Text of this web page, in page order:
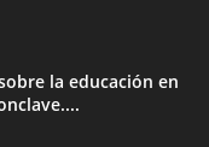
la educación en